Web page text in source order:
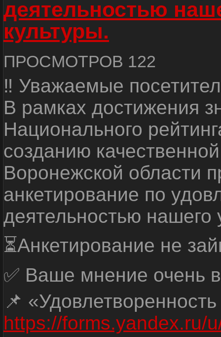
деятельностью
культуры.
ПРОСМОТРОВ 122
‼ Уважаемые
В рамках достижения
Национального
созданию
Воронежской области
анкетирование по
деятельностью нашего
⏳Анкетирование не
✅ Ваше мнение очень
📌
https://forms.yandex.ru/